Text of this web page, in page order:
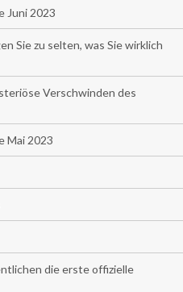
Juni 2023
Sie zu selten, was Sie wirklich
Verschwinden des
Mai 2023
die erste offizielle